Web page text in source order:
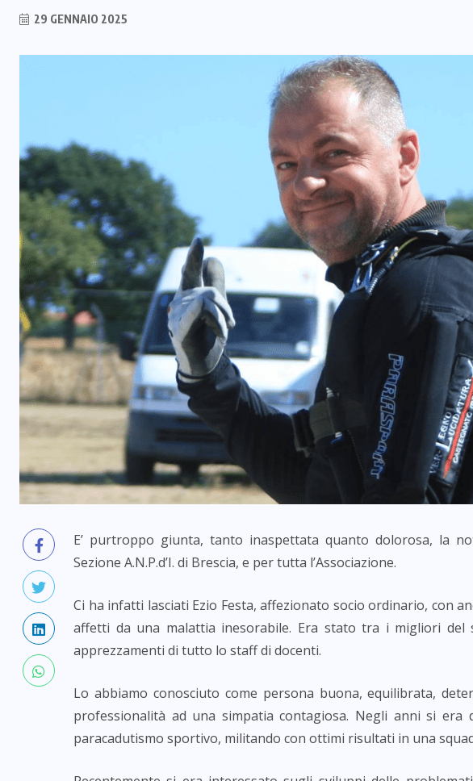
29 GENNAIO 2025
E’ purtroppo giunta, tanto inaspettata quanto dolorosa, la
Sezione A.N.P.d’I. di Brescia, e per tutta l’Associazione.
Ci ha infatti lasciati Ezio Festa, affezionato socio ordinario, con
affetti da una malattia inesorabile. Era stato tra i migliori del
apprezzamenti di tutto lo staff di docenti.
Lo abbiamo conosciuto come persona buona, equilibrata,
professionalità ad una simpatia contagiosa. Negli anni si era
paracadutismo sportivo, militando con ottimi risultati in una